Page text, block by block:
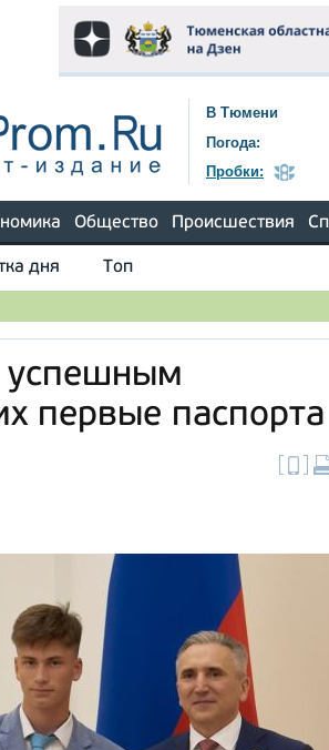
В Тюмени
Погода:
Пробки:
Общество Происшествия
дня Топ
успешным
первые паспорта